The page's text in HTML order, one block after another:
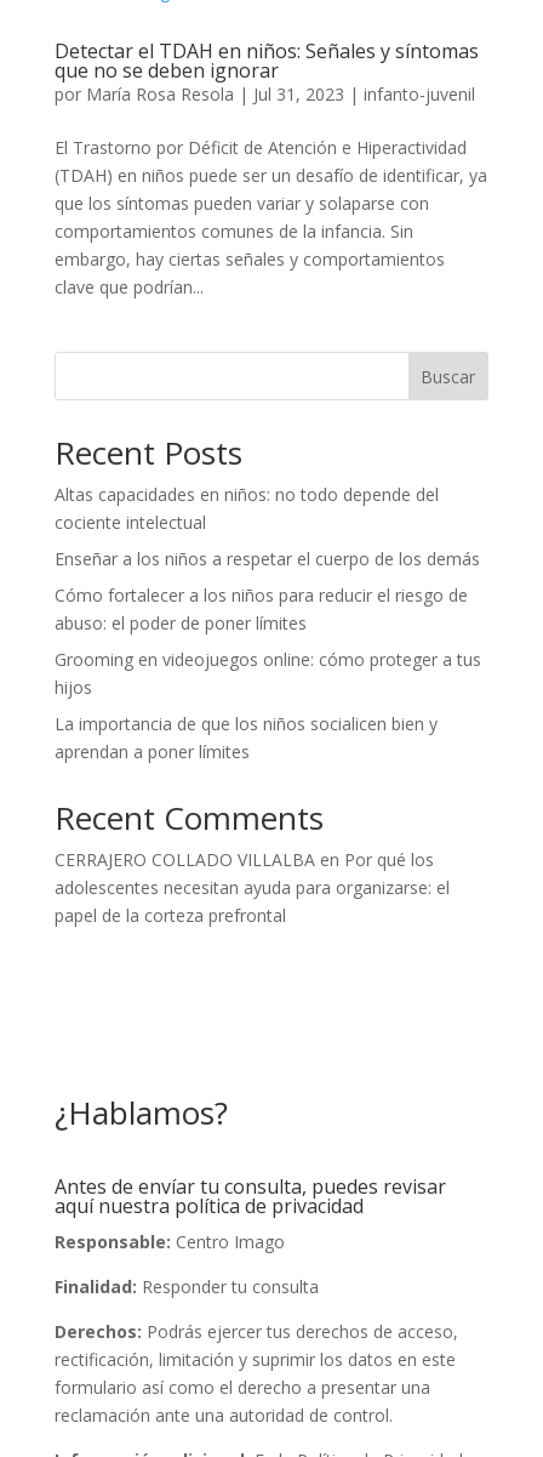
Detectar el TDAH en niños: Señales y síntomas
que no se deben ignorar
por María Rosa Resola | Jul 31, 2023 | infanto-juvenil
El Trastorno por Déficit de Atención e Hiperactividad
(TDAH) en niños puede ser un desafío de identificar, ya
que los síntomas pueden variar y solaparse con
comportamientos comunes de la infancia. Sin
embargo, hay ciertas señales y comportamientos
clave que podrían...
Buscar
Recent Posts
Altas capacidades en niños: no todo depende del
cociente intelectual
Enseñar a los niños a respetar el cuerpo de los demás
Cómo fortalecer a los niños para reducir el riesgo de
abuso: el poder de poner límites
Grooming en videojuegos online: cómo proteger a tus
hijos
La importancia de que los niños socialicen bien y
aprendan a poner límites
Recent Comments
CERRAJERO COLLADO VILLALBAen Por qué los
adolescentes necesitan ayuda para organizarse: el
papel de la corteza prefrontal
¿Hablamos?
Antes de envíar tu consulta, puedes revisar
aquí nuestra política de privacidad
Responsable: Centro Imago
Finalidad: Responder tu consulta
Derechos: Podrás ejercer tus derechos de acceso,
rectificación, limitación y suprimir los datos en este
formulario así como el derecho a presentar una
reclamación ante una autoridad de control.